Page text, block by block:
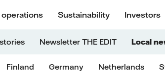
operations Sustainability Investors
Newsletter THE EDIT Local
Finland Germany Netherlands